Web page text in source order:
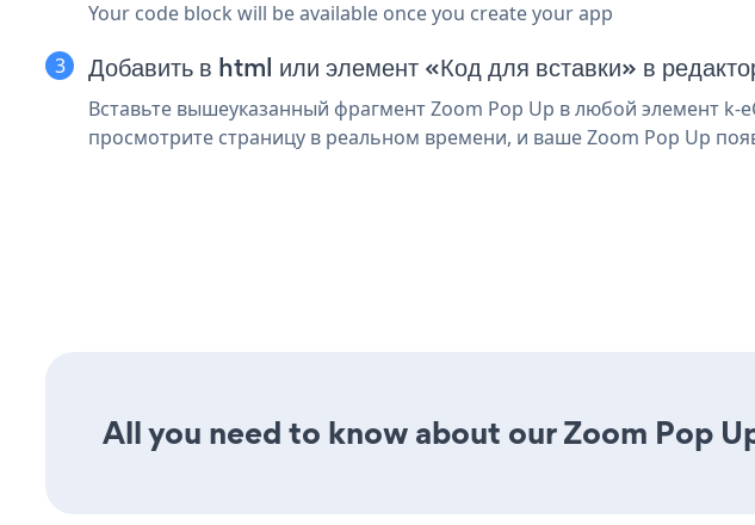
Your code block will be available once you create your app
Добавить в html или элемент «Код для вставки» в
Вставьте вышеуказанный фрагмент Zoom Pop Up в любой элемент
просмотрите страницу в реальном времени, и ваше Zoom Pop Up
All you need to know about our Zoom Pop